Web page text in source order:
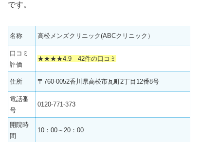
です。
名称 高松メンズクリニック(ABCクリニック）
口コミ
評価
★★★★4.9 42件の口コミ
住所 〒760-0052香川県高松市瓦町2丁目12番8号
電話番
号
0120-771-373
開院時
間
10：00～20：00